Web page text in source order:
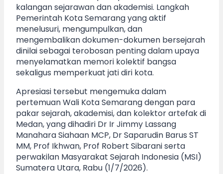
kalangan sejarawan dan akademisi. Langkah
Pemerintah Kota Semarang yang aktif
menelusuri, mengumpulkan, dan
mengembalikan dokumen-dokumen bersejarah
dinilai sebagai terobosan penting dalam upaya
menyelamatkan memori kolektif bangsa
sekaligus memperkuat jati diri kota.
Apresiasi tersebut mengemuka dalam
pertemuan Wali Kota Semarang dengan para
pakar sejarah, akademisi, dan kolektor artefak di
Medan, yang dihadiri Dr Ir Jimmy Lassang
Manahara Siahaan MCP, Dr Saparudin Barus ST
MM, Prof Ikhwan, Prof Robert Sibarani serta
perwakilan Masyarakat Sejarah Indonesia (MSI)
Sumatera Utara, Rabu (1/7/2026).